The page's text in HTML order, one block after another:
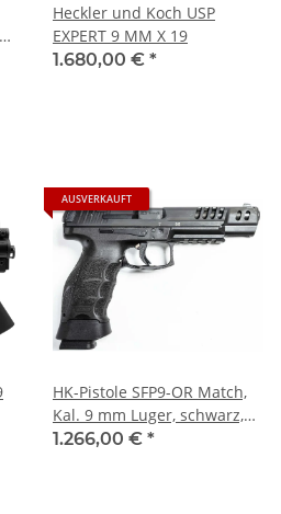
Heckler und Koch USP
EXPERT 9 MM X 19
1.680,00 € *
AUSVERKAUFT
HK-Pistole SFP9-OR Match,
Kal. 9 mm Luger, schwarz,
inkl. drei 20-Schuss
1.266,00 € *